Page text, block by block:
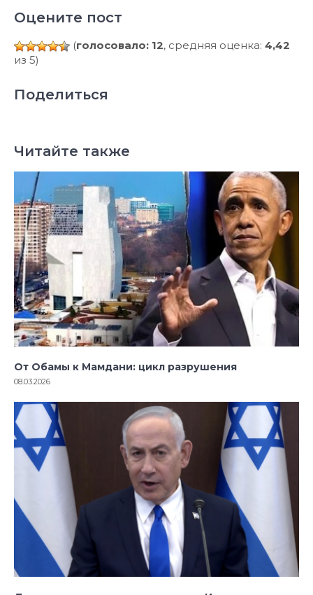
Оцените пост
(голосовало: 12, средняя оценка: 4,42
из 5)
Поделиться
Читайте также
От Обамы к Мамдани: цикл разрушения
08.03.2026